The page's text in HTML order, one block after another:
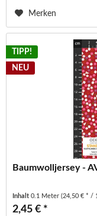
Merken
TIPP!
NEU
Baumwolljersey -
Inhalt0.1 Meter(24,50 € * /
2,45 € *